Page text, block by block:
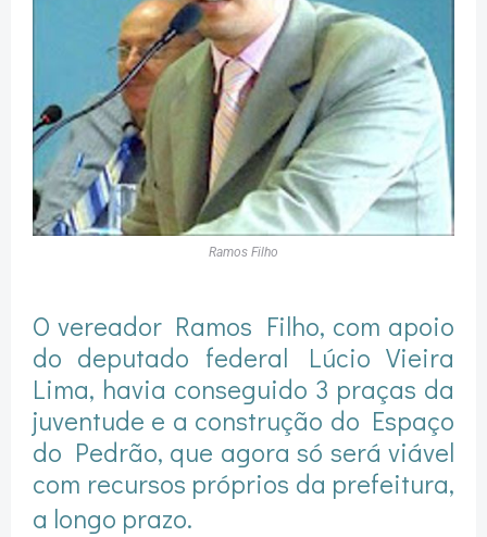
Ramos Filho
O vereador Ramos Filho, com apoio
do deputado federal Lúcio Vieira
Lima, havia conseguido 3 praças da
juventude e a construção do Espaço
do Pedrão, que agora só será viável
com recursos próprios da prefeitura,
a longo prazo.